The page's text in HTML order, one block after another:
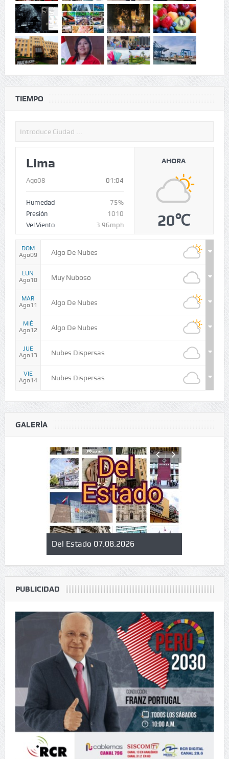
TIEMPO
Lima
Ago08 01:04
Humedad
75%
Presión
1010
Vel.Viento
3.96mph
AHORA
20℃
DOM
Ago09
Algo De Nubes
LUN
Ago10
Muy Nuboso
MAR
Ago11
Algo De Nubes
MIÉ
Ago12
Algo De Nubes
JUE
Ago13
Nubes Dispersas
VIE
Ago14
Nubes Dispersas
GALERÍA
Del Estado 07.08.2026
Informan
libro
cultural de
PUBLICIDAD